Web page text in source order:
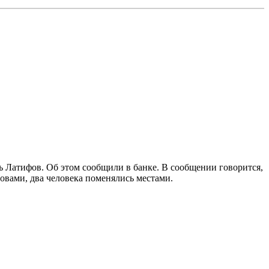
Латифов. Об этом сообщили в банке. В сообщении говорится,
два человека поменялись местами.